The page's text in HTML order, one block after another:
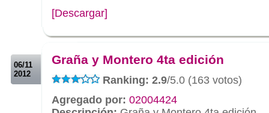
[Descargar]
06/11
2012
Graña y Montero 4ta edición
Ranking: 2.9/5.0 (163 votos)
Agregado por: 02004424